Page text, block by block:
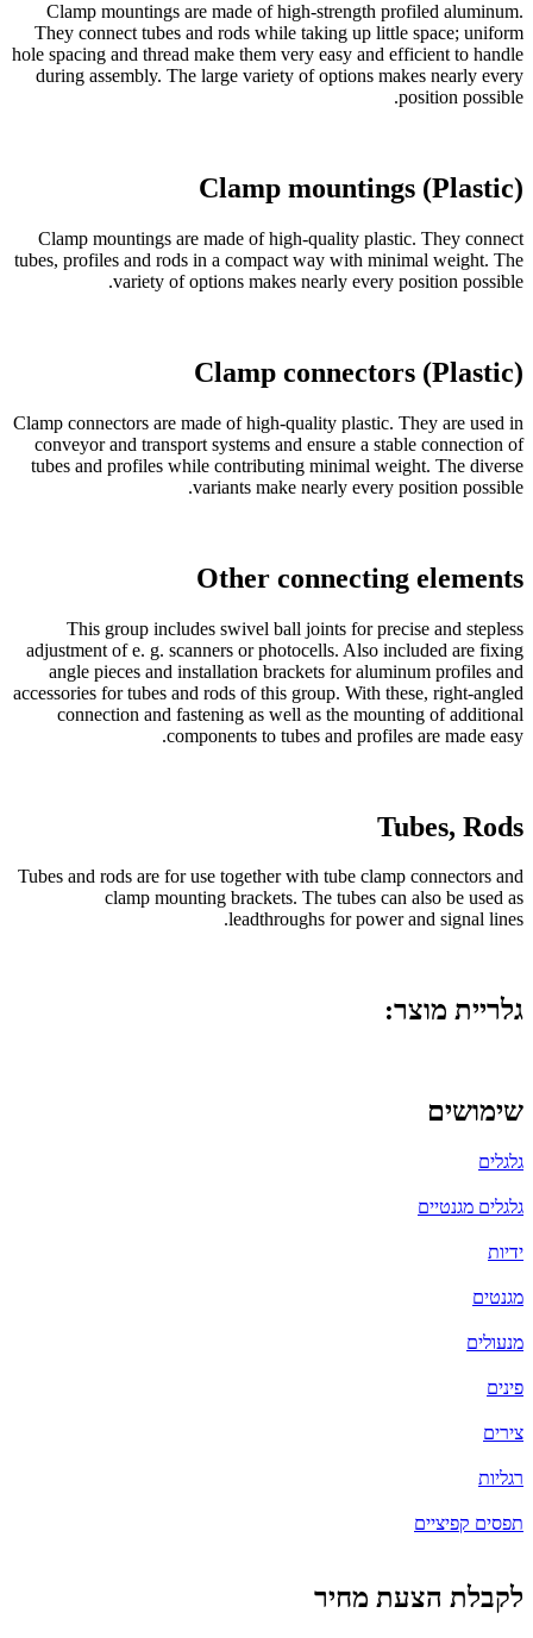
Clamp mountings are made of high-strength profiled aluminum.
They connect tubes and rods while taking up little space; uniform
hole spacing and thread make them very easy and efficient to handle
during assembly. The large variety of options makes nearly every
position possible.
Clamp mountings (Plastic)
Clamp mountings are made of high-quality plastic. They connect
tubes, profiles and rods in a compact way with minimal weight. The
variety of options makes nearly every position possible.
Clamp connectors (Plastic)
Clamp connectors are made of high-quality plastic. They are used in
conveyor and transport systems and ensure a stable connection of
tubes and profiles while contributing minimal weight. The diverse
variants make nearly every position possible.
Other connecting elements
This group includes swivel ball joints for precise and stepless
adjustment of e. g. scanners or photocells. Also included are fixing
angle pieces and installation brackets for aluminum profiles and
accessories for tubes and rods of this group. With these, right-angled
connection and fastening as well as the mounting of additional
components to tubes and profiles are made easy.
Tubes, Rods
Tubes and rods are for use together with tube clamp connectors and
clamp mounting brackets. The tubes can also be used as
leadthroughs for power and signal lines.
גלריית מוצר:
שימושים
גלגלים
גלגלים מגנטיים
ידיות
מגנטים
מנעולים
פינים
צירים
רגליות
תפסים קפיציים
לקבלת הצעת מחיר